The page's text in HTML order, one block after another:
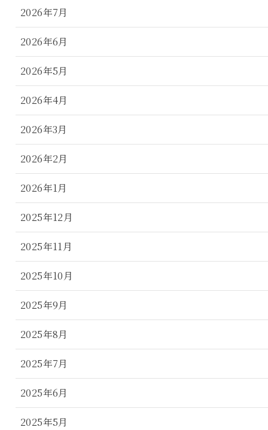
2026年7月
2026年6月
2026年5月
2026年4月
2026年3月
2026年2月
2026年1月
2025年12月
2025年11月
2025年10月
2025年9月
2025年8月
2025年7月
2025年6月
2025年5月